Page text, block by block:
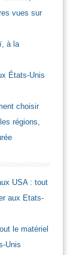
vues sur
à la
États-Unis
choisir
régions,
USA : tout
aux Etats-
le matériel
Unis